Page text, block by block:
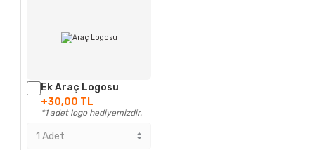
Ek Araç Logosu
+30,00 TL
*1 adet logo hediyemizdir.